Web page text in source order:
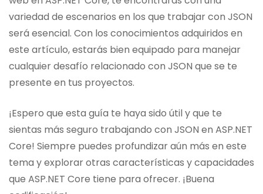
variedad de escenarios en los que trabajar con JSON
será esencial. Con los conocimientos adquiridos en
este artículo, estarás bien equipado para manejar
cualquier desafío relacionado con JSON que se te
presente en tus proyectos.
¡Espero que esta guía te haya sido útil y que te
sientas más seguro trabajando con JSON en ASP.NET
Core! Siempre puedes profundizar aún más en este
tema y explorar otras características y capacidades
que ASP.NET Core tiene para ofrecer. ¡Buena